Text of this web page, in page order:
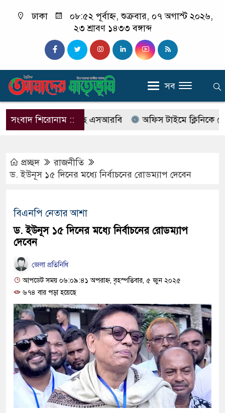
ঢাকা
০৮:৫২ পূর্বাহ্ন, শুক্রবার, ০৭ অগাস্ট ২০২৬,
২৩ শ্রাবণ ১৪৩৩ বঙ্গাব্দ
সব
সংবাদ শিরোনাম ::
নাম বদলে আসছে এসআরবি অফিস টাইমে ক্লিনিকে রোগী
প্রচ্ছদ
রাজনীতি
ড. ইউনূস ১৫ দিনের মধ্যে নির্বাচনের রোডম্যাপ দেবেন
বিএনপি নেতার আশা
ড. ইউনূস ১৫ দিনের মধ্যে নির্বাচনের রোডম্যাপ
দেবেন
জেলা প্রতিনিধি
আপডেট সময় ০৬:০৯:৪১ অপরাহ্ন, বৃহস্পতিবার, ৫ জুন ২০২৫
৬৭৪ বার পড়া হয়েছে